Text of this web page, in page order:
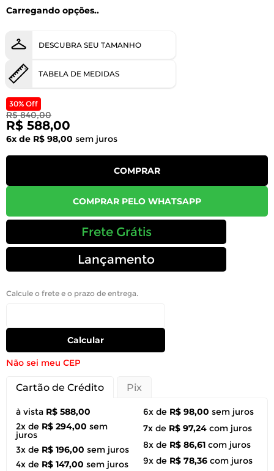
Carregando opções..
DESCUBRA SEU TAMANHO
TABELA DE MEDIDAS
30% Off
R$ 840,00
R$ 588,00
6x de R$ 98,00 sem juros
COMPRAR
COMPRAR PELO WHATSAPP
Frete Grátis
Lançamento
Calcule o frete e o prazo de entrega.
Calcular
Não sei meu CEP
Cartão de Crédito Pix
à vista R$ 588,00
2x de R$ 294,00 sem
juros
3x de R$ 196,00 sem juros
4x de R$ 147,00 sem juros
6x de R$ 98,00 sem juros
7x de R$ 97,24 com juros
8x de R$ 86,61 com juros
9x de R$ 78,36 com juros